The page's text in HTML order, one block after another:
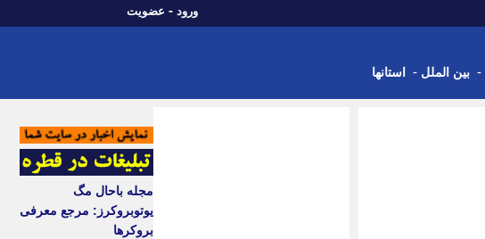
ورود - عضویت
- بین الملل - استانها
مجله باحال مگ
یوتوبروکرز: مرجع معرفی
بروکرها